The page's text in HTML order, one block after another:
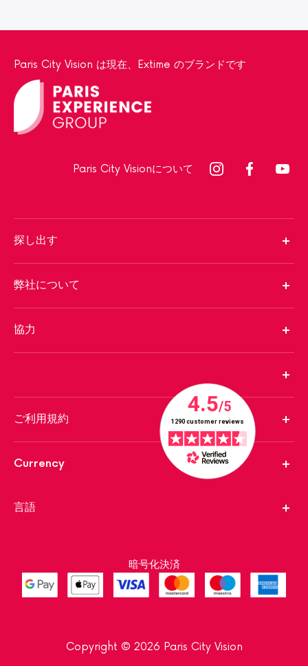
Paris City Vision は現在、Extime のブランドです
Paris City Visionについて
探し出す
弊社について
協力
ご利用規約
Currency
言語
暗号化決済
Copyright © 2026 Paris City Vision